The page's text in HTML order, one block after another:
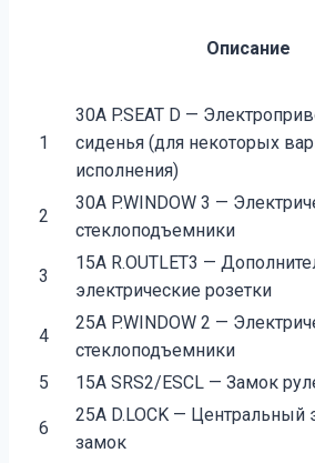
Описание
1
30А P.SEAT D —
сиденья (для некоторых
исполнения)
2
30А P.WINDOW 3 —
стеклоподъемники
3
15А R.OUTLET3 —
электрические розетки
4
25А P.WINDOW 2 —
стеклоподъемники
5
15А SRS2/ESCL — Замок
6
25А D.LOCK — Центральный
замок